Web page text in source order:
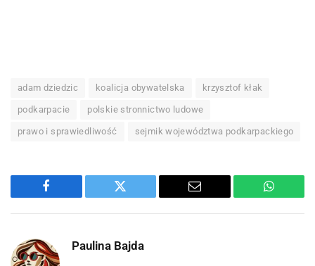
adam dziedzic koalicja obywatelska krzysztof kłak
podkarpacie polskie stronnictwo ludowe
prawo i sprawiedliwość sejmik województwa podkarpackiego
Facebook Twitter Email
Paulina Bajda